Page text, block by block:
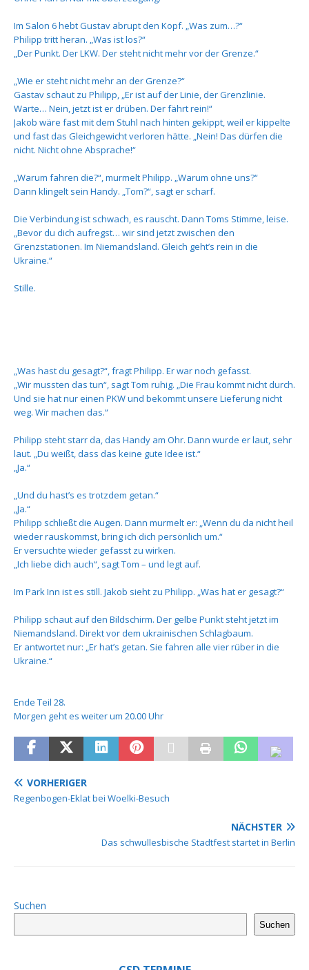
Im Salon 6 hebt Gustav abrupt den Kopf. „Was zum…?“
Philipp tritt heran. „Was ist los?“
„Der Punkt. Der LKW. Der steht nicht mehr vor der Grenze.“
„Wie er steht nicht mehr an der Grenze?“
Gastav schaut zu Philipp, „Er ist auf der Linie, der Grenzlinie.
Warte… Nein, jetzt ist er drüben. Der fährt rein!“
Jakob wäre fast mit dem Stuhl nach hinten gekippt, weil er kippelte
und fast das Gleichgewicht verloren hätte. „Nein! Das dürfen die
nicht. Nicht ohne Absprache!“
„Warum fahren die?“, murmelt Philipp. „Warum ohne uns?“
Dann klingelt sein Handy. „Tom?“, sagt er scharf.
Die Verbindung ist schwach, es rauscht. Dann Toms Stimme, leise.
„Bevor du dich aufregst… wir sind jetzt zwischen den
Grenzstationen. Im Niemandsland. Gleich geht’s rein in die
Ukraine.“
Stille.
„Was hast du gesagt?“, fragt Philipp. Er war noch gefasst.
„Wir mussten das tun“, sagt Tom ruhig. „Die Frau kommt nicht durch.
Und sie hat nur einen PKW und bekommt unsere Lieferung nicht
weg. Wir machen das.“
Philipp steht starr da, das Handy am Ohr. Dann wurde er laut, sehr
laut. „Du weißt, dass das keine gute Idee ist.“
„Ja.“
„Und du hast’s es trotzdem getan.“
„Ja.“
Philipp schließt die Augen. Dann murmelt er: „Wenn du da nicht heil
wieder rauskommst, bring ich dich persönlich um.“
Er versuchte wieder gefasst zu wirken.
„Ich liebe dich auch“, sagt Tom – und legt auf.
Im Park Inn ist es still. Jakob sieht zu Philipp. „Was hat er gesagt?“
Philipp schaut auf den Bildschirm. Der gelbe Punkt steht jetzt im
Niemandsland. Direkt vor dem ukrainischen Schlagbaum.
Er antwortet nur: „Er hat’s getan. Sie fahren alle vier rüber in die
Ukraine.“
Ende Teil 28.
Morgen geht es weiter um 20.00 Uhr
VORHERIGER
Regenbogen-Eklat bei Woelki-Besuch
NÄCHSTER
Das schwullesbische Stadtfest startet in Berlin
Suchen
Suchen